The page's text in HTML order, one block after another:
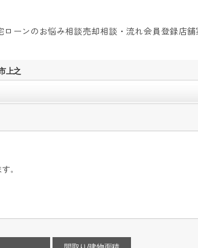
ローンのお悩み相談売却相談・流れ会員登録店
上之
。